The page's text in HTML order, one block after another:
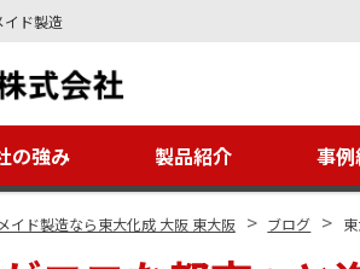
イド製造
の強み 製品紹介 事
イド製造なら東大化成 大阪 東大阪 > ブログ >